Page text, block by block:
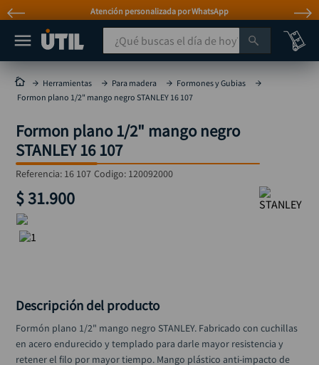
Atención personalizada por WhatsApp
¿Qué buscas el día de hoy?
Herramientas Para madera
Formones y Gubias
Formon plano 1/2" mango negro STANLEY 16 107
Formon plano 1/2" mango negro
STANLEY 16 107
Referencia: 16 107 Codigo: 120092000
$31.900
Descripción del producto
Formón plano 1/2" mango negro STANLEY. Fabricado con cuchillas
en acero endurecido y templado para darle mayor resistencia y
retener el filo por mayor tiempo. Mango plástico anti-impacto de
MÁS BUSCADOS
taladro
taladros pulidoras
compresor
sierra circular
mototool
broca
rodachina
ruteadora